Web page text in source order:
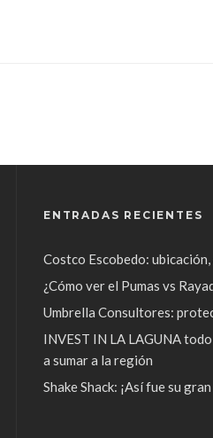
ENTRADAS RECIENTES
Costco Escobedo:
¿Cómo ver el Pumas vs
Umbrella Consultores:
INVEST IN LA LAGUNA
a sumar a la región
Shake Shack: ¡Así fue su